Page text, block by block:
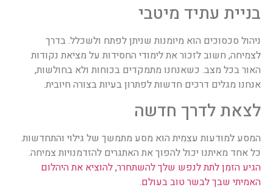
בניית עתיד מיטבי
ניהול סכסוכים הוא מיומנות שניתן לפתח ולשכלל. בדרך
לצמיחה, חשוב לזכור את לימודי החסידות על מציאת נקודות
האור בכל מצב. כשאנחנו מתמקדים בכוחות ולא בחולשות,
אנחנו מגלים דרכים חדשות לפתרון בעיות בצורה חיובית.
לצאת לדרך חדשה
המסע למודעות עצמית הוא מסע מתמשך של גילוי והתחדשות.
כל אחד מאיתנו יכול להפוך את האתגרים להזדמנויות צמיחה.
הגיע הזמן לתת לנפש שלך להשתחרר, להוציא את היהלום
האמיתי שבך לבשר טוב בעולם.